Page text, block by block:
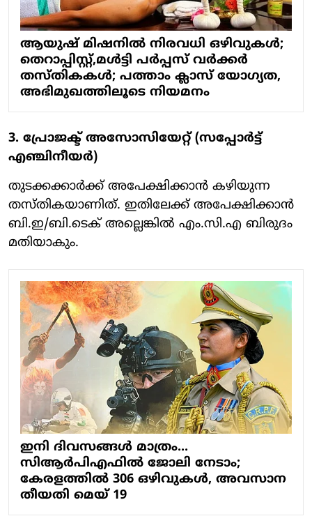
ആയുഷ് മിഷനിൽ നിരവധി ഒഴിവുകൾ;
തെറാപ്പിസ്റ്റ്,മൾട്ടി പർപ്പസ് വർക്കർ
തസ്തികകൾ; പത്താം ക്ലാസ് യോഗ്യത,
അഭിമുഖത്തിലൂടെ നിയമനം
3. പ്രോജക്ട് അസോസിയേറ്റ് (സപ്പോർട്ട്
എഞ്ചിനീയർ)
തുടക്കക്കാർക്ക് അപേക്ഷിക്കാൻ കഴിയുന്ന
തസ്തികയാണിത്. ഇതിലേക്ക് അപേക്ഷിക്കാൻ
ബി.ഇ/ബി.ടെക് അല്ലെങ്കിൽ എം.സി.എ ബിരുദം
മതിയാകും.
ഇനി ദിവസങ്ങൾ മാത്രം...
സിആർപിഎഫിൽ ജോലി നേടാം;
കേരളത്തിൽ 306 ഒഴിവുകൾ, അവസാന
തീയതി മെയ് 19